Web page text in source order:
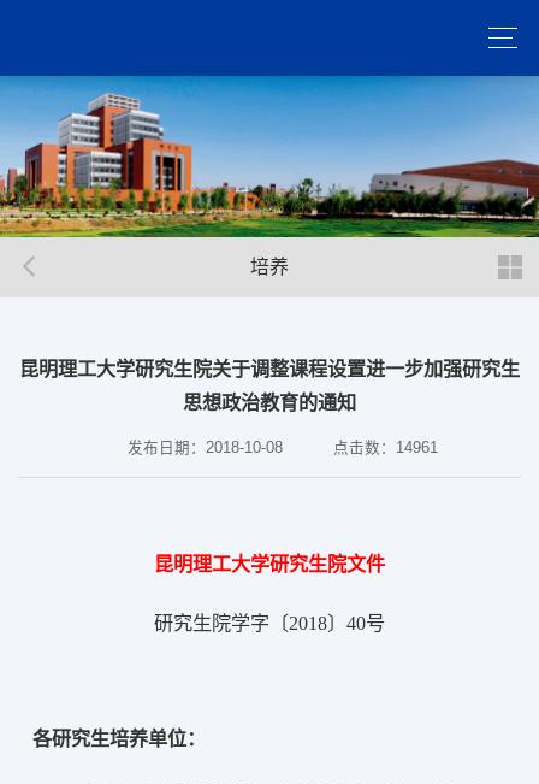
培养
昆明理工大学研究生院关于调整课程设置进一步加强研究生
思想政治教育的通知
发布日期：2018-10-08 点击数： 14961
昆明理工大学研究生院文件
研究生院学字〔2018〕40号
各研究生培养单位：